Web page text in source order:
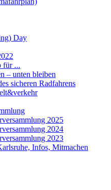
Day
für ...
– unten bleiben
sicheren Radfahrens
2025
2024
2023
Infos, Mitmachen